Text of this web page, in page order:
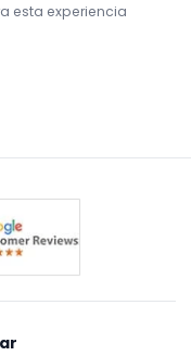
esta experiencia